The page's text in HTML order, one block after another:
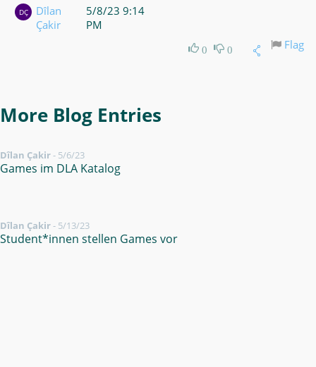
DÇ
Dîlan
Çakir
5/8/23 9:14
PM
0 0 Flag
More Blog Entries
Dîlan Çakir- 5/6/23
Games im DLA Katalog
Dîlan Çakir- 5/13/23
Student*innen stellen Games vor